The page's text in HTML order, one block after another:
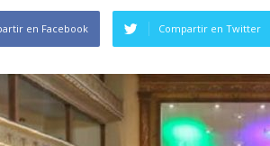
en Facebook Compartir en Twitter